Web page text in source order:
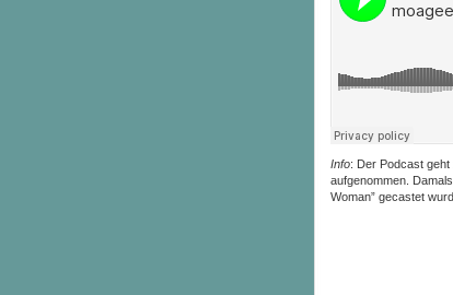
Info: Der Podcast
aufgenommen.
Woman” gecastet